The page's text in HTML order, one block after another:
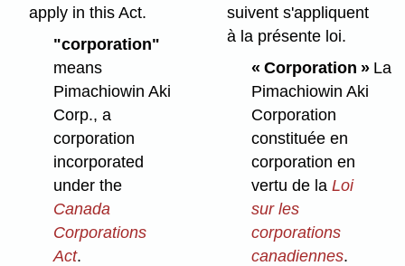
apply in this Act.
"corporation"
means
Pimachiowin Aki
Corp., a
corporation
incorporated
under the
Canada
Corporations
Act.
suivent s'appliquent
à la présente loi.
« Corporation »La
Pimachiowin Aki
Corporation
constituée en
corporation en
vertu de la Loi
sur les
corporations
canadiennes.